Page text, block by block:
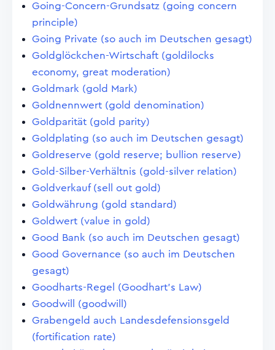
Going-Concern-Grundsatz (going concern
principle)
Going Private (so auch im Deutschen gesagt)
Goldglöckchen-Wirtschaft (goldilocks
economy, great moderation)
Goldmark (gold Mark)
Goldnennwert (gold denomination)
Goldparität (gold parity)
Goldplating (so auch im Deutschen gesagt)
Goldreserve (gold reserve; bullion reserve)
Gold-Silber-Verhältnis (gold-silver relation)
Goldverkauf (sell out gold)
Goldwährung (gold standard)
Goldwert (value in gold)
Good Bank (so auch im Deutschen gesagt)
Good Governance (so auch im Deutschen
gesagt)
Goodharts-Regel (Goodhart's Law)
Goodwill (goodwill)
Grabengeld auch Landesdefensionsgeld
(fortification rate)